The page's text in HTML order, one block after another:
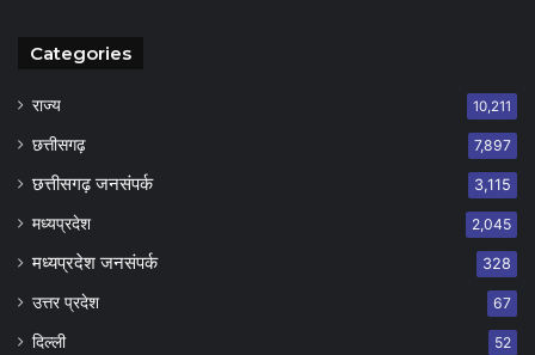
Categories
राज्य 10,211
छत्तीसगढ़ 7,897
छत्तीसगढ़ जनसंपर्क 3,115
मध्यप्रदेश 2,045
मध्यप्रदेश जनसंपर्क 328
उत्तर प्रदेश 67
दिल्ली 52